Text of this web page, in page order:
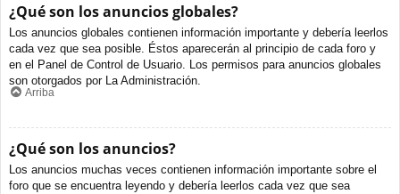
¿Qué son los anuncios globales?
Los anuncios globales contienen información importante y debería leerlos
cada vez que sea posible. Éstos aparecerán al principio de cada foro y
en el Panel de Control de Usuario. Los permisos para anuncios globales
son otorgados por La Administración.
Arriba
¿Qué son los anuncios?
Los anuncios muchas veces contienen información importante sobre el
foro que se encuentra leyendo y debería leerlos cada vez que sea